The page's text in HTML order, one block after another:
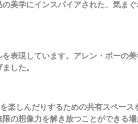
美学にインスパイアされた、気ま
表現しています。アレン・ボーの
した。
楽しんだりするための共有スペース
の想像力を解き放つことができる場